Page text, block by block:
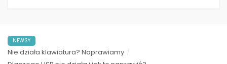
NEWSY
Nie działa klawiatura? Naprawiamy